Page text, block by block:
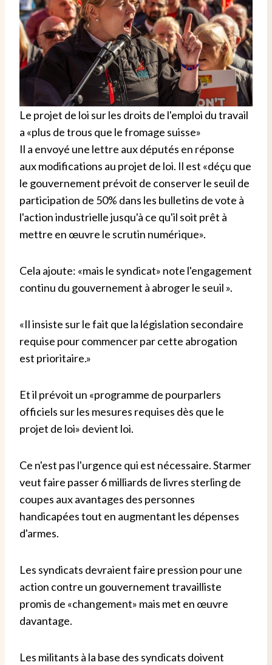
Le projet de loi sur les droits de l'emploi du travail
a «plus de trous que le fromage suisse»
Il a envoyé une lettre aux députés en réponse
aux modifications au projet de loi. Il est «déçu que
le gouvernement prévoit de conserver le seuil de
participation de 50% dans les bulletins de vote à
l'action industrielle jusqu'à ce qu'il soit prêt à
mettre en œuvre le scrutin numérique».
Cela ajoute: «mais le syndicat» note l'engagement
continu du gouvernement à abroger le seuil ».
«Il insiste sur le fait que la législation secondaire
requise pour commencer par cette abrogation
est prioritaire.»
Et il prévoit un «programme de pourparlers
officiels sur les mesures requises dès que le
projet de loi» devient loi.
Ce n'est pas l'urgence qui est nécessaire. Starmer
veut faire passer 6 milliards de livres sterling de
coupes aux avantages des personnes
handicapées tout en augmentant les dépenses
d'armes.
Les syndicats devraient faire pression pour une
action contre un gouvernement travailliste
promis de «changement» mais met en œuvre
davantage.
Les militants à la base des syndicats doivent